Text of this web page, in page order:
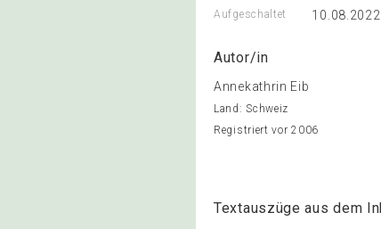
Aufgeschaltet 10.08.2022
Autor/in
Annekathrin Eib
Land: Schweiz
Registriert vor 2006
Textauszüge aus dem